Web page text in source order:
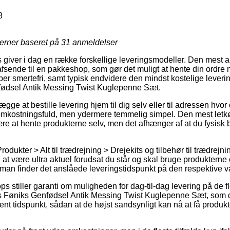
baseret på 31 anmeldelser
giver i dag en række forskellige leveringsmodeller. Den mest
til en pakkeshop, som gør det muligt at hente din ordre
smertefri, samt typisk endvidere den mindst kostelige
Antik Messing Twist Kuglepenne Sæt.
at bestille levering hjem til dig selv eller til adressen hvor
men ydermere temmelig simpel. Den mest
at hente produkterne selv, men det afhænger af at du fysisk
> Alt til trædrejning > Drejekits og tilbehør til
være ultra aktuel forudsat du står og skal bruge produkterne
finder det anslåede leveringstidspunkt på den respektive
stiller garanti om muligheden for dag-til-dag levering på de
Føniks Genfødsel Antik Messing Twist Kuglepenne Sæt, som
tidspunkt, sådan at de højst sandsynligt kan nå at få